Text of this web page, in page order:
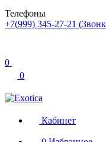
Телефоны
+7(999) 345-27-21
0
0
Кабинет